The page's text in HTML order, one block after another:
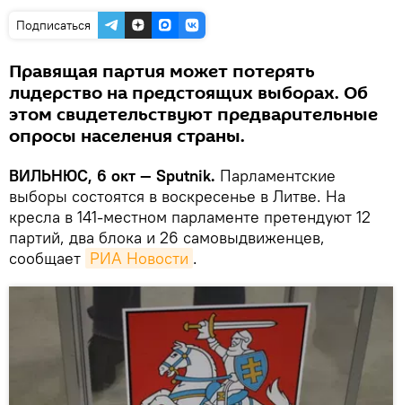
Подписаться
Правящая партия может потерять
лидерство на предстоящих выборах. Об
этом свидетельствуют предварительные
опросы населения страны.
ВИЛЬНЮС, 6 окт — Sputnik. Парламентские
выборы состоятся в воскресенье в Литве. На
кресла в 141-местном парламенте претендуют 12
партий, два блока и 26 самовыдвиженцев,
сообщает РИА Новости .